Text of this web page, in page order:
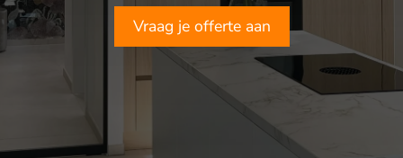
Vraag je offerte aan